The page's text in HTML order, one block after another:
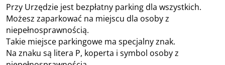
Przy Urzędzie jest bezpłatny parking dla wszystkich.
Możesz zaparkować na miejscu dla osoby z
niepełnosprawnością.
Takie miejsce parkingowe ma specjalny znak.
Na znaku są litera P, koperta i symbol osoby z